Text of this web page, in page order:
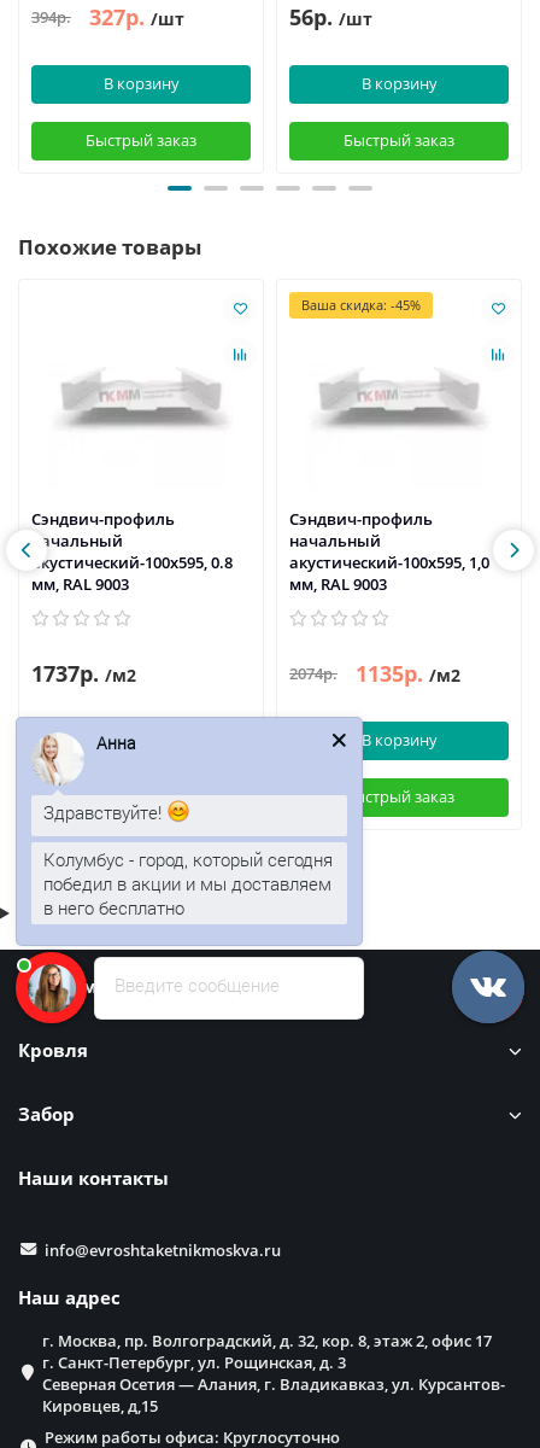
394р. 327р. /шт
В корзину
Быстрый заказ
56р. /шт
В корзину
Быстрый заказ
Похожие товары
Сэндвич-профиль
начальный
акустический-100х595, 0.8
мм, RAL 9003
1737р. /м2
В корзину
Быстрый заказ
Ваша скидка: -45%
Сэндвич-профиль
начальный
акустический-100х595, 1,0
мм, RAL 9003
2074р. 1135р. /м2
В корзину
Быстрый заказ
Информация
Кровля
Забор
Наши контакты
info@evroshtaketnikmoskva.ru
Наш адрес
г. Москва, пр. Волгоградский, д. 32, кор. 8, этаж 2, офис 17
г. Санкт-Петербург, ул. Рощинская, д. 3
Северная Осетия — Алания, г. Владикавказ, ул. Курсантов-
Кировцев, д,15
Режим работы офиса: Круглосуточно
Введите сообщение
Анна
Здравствуйте!
Колумбус - город, который сегодня
победил в акции и мы доставляем
в него бесплатно